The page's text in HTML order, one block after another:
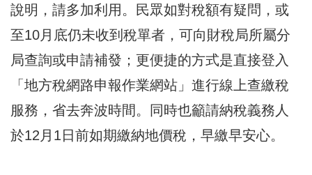
說明，請多加利用。民眾如對稅額有疑問，或
至10月底仍未收到稅單者，可向財稅局所屬分
局查詢或申請補發；更便捷的方式是直接登入
「地方稅網路申報作業網站」進行線上查繳稅
服務，省去奔波時間。同時也籲請納稅義務人
於12月1日前如期繳納地價稅，早繳早安心。